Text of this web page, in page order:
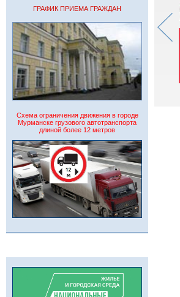
ГРАФИК ПРИЕМА ГРАЖДАН
Схема ограничения движения в городе
Мурманске грузового автотранспорта
длиной более 12 метров